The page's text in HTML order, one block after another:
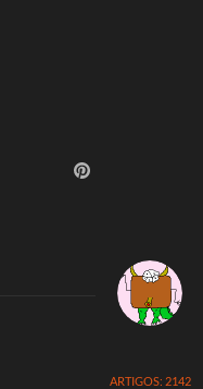
ARTIGOS: 2142